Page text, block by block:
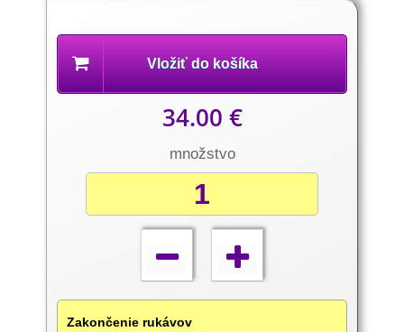
Vložiť do košíka
34.00 €
množstvo
Zakončenie rukávov
produktu